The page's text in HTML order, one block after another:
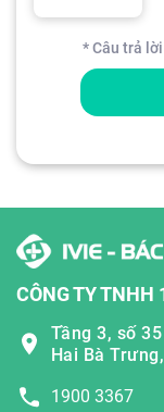
* Câu trả
CÔNG TY TNHH
Tầng 3, số
Hai Bà
1900 3367